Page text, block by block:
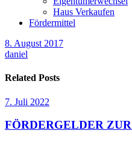
Haus Verkaufen
Fördermittel
8. August 2017
daniel
Related Posts
7. Juli 2022
FÖRDERGELDER